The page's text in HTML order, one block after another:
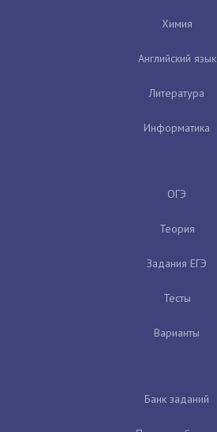
Химия
Английский язык
Литература
Информатика
ОГЭ
Теория
Задания ЕГЭ
Тесты
Варианты
Банк заданий